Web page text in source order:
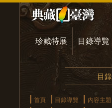
珍藏特展 目錄導覽
目
首頁 目錄導覽 內容主題